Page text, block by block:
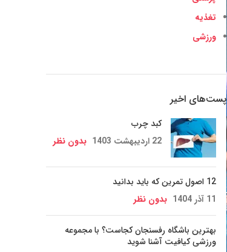
تغذیه
ورزشی
پست‌های اخیر
کبد چرب
22 اردیبهشت 1403
بدون نظر
12 اصول تمرین که باید بدانید
11 آذر 1404
بدون نظر
بهترین باشگاه رفسنجان کجاست؟ با مجموعه
ورزشی کیافیت آشنا شوید